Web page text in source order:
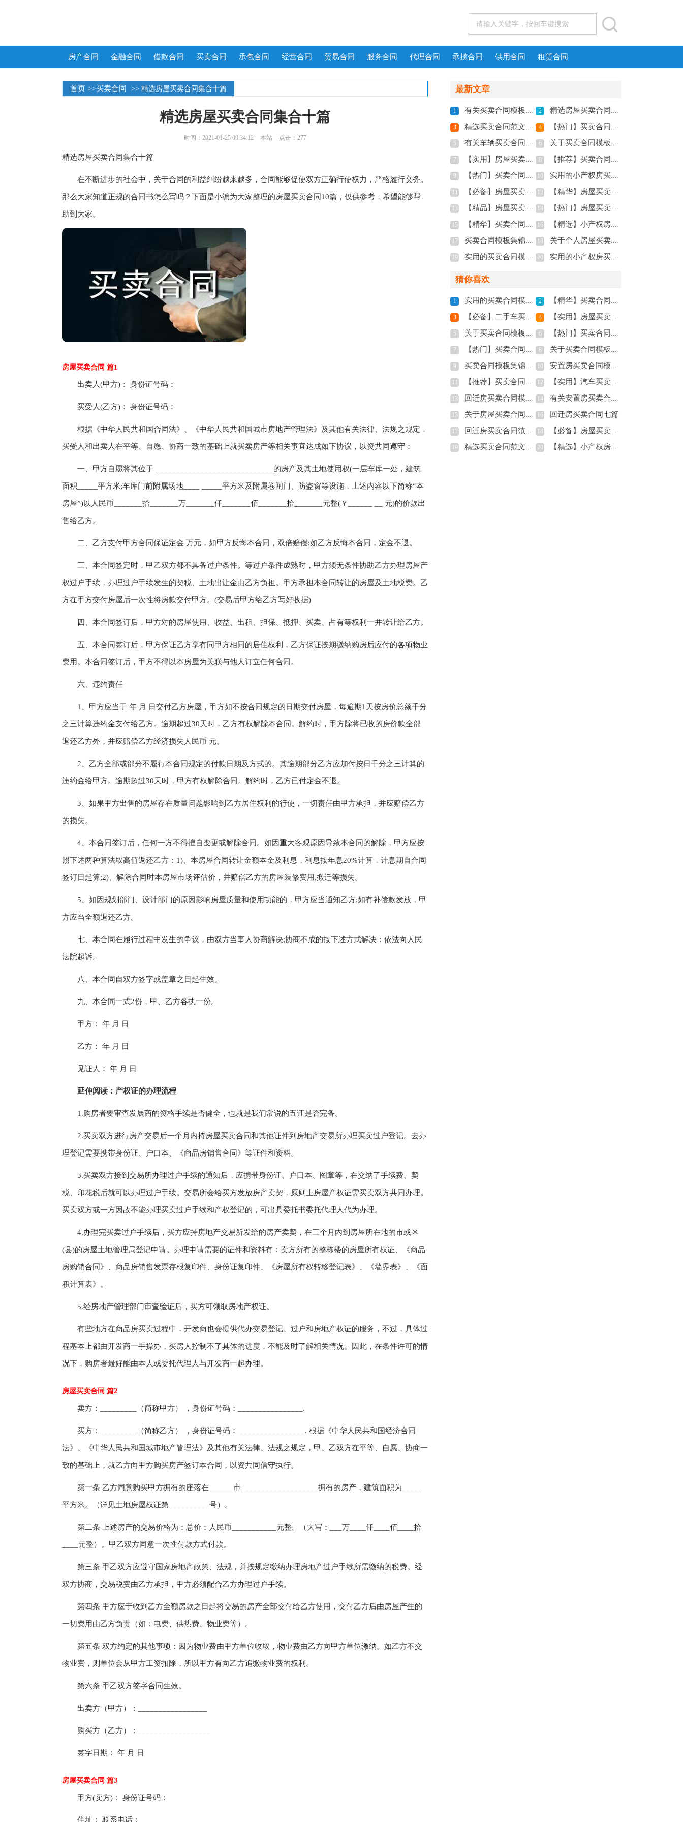
房产合同 金融合同 借款合同 买卖合同 承包合同 经营合同 贸易合同 服务合同 代理合同 承揽合同 供用合同 租赁合同
首页 >>买卖合同 >> 精选房屋买卖合同集合十篇
精选房屋买卖合同集合十篇
时间：2021-01-25 09:34:12 本站 点击：277
精选房屋买卖合同集合十篇
在不断进步的社会中，关于合同的利益纠纷越来越多，合同能够促使双方正确行使权力，严格履行义务。
那么大家知道正规的合同书怎么写吗？下面是小编为大家整理的房屋买卖合同10篇，仅供参考，希望能够帮
助到大家。
房屋买卖合同 篇1
出卖人(甲方)： 身份证号码：
买受人(乙方)： 身份证号码：
根据《中华人民共和国合同法》、《中华人民共和国城市房地产管理法》及其他有关法律、法规之规定，
买受人和出卖人在平等、自愿、协商一致的基础上就买卖房产等相关事宜达成如下协议，以资共同遵守：
一、甲方自愿将其位于 _____________________________的房产及其土地使用权(一层车库一处，建筑
面积_____平方米;车库门前附属场地____ _____平方米及附属卷闸门、防盗窗等设施，上述内容以下简称“本
房屋”)以人民币_______拾_______万_______仟_______佰_______拾_______元整(￥______ __ 元)的价款出
售给乙方。
二、乙方支付甲方合同保证定金 万元，如甲方反悔本合同，双倍赔偿;如乙方反悔本合同，定金不退。
三、本合同签定时，甲乙双方都不具备过户条件。等过户条件成熟时，甲方须无条件协助乙方办理房屋产
权过户手续，办理过户手续发生的契税、土地出让金由乙方负担。甲方承担本合同转让的房屋及土地税费。乙
方在甲方交付房屋后一次性将房款交付甲方。(交易后甲方给乙方写好收据)
四、本合同签订后，甲方对的房屋使用、收益、出租、担保、抵押、买卖、占有等权利一并转让给乙方。
五、本合同签订后，甲方保证乙方享有同甲方相同的居住权利，乙方保证按期缴纳购房后应付的各项物业
费用。本合同签订后，甲方不得以本房屋为关联与他人订立任何合同。
六、违约责任
1、甲方应当于 年 月 日交付乙方房屋，甲方如不按合同规定的日期交付房屋，每逾期1天按房价总额千分
之三计算违约金支付给乙方。逾期超过30天时，乙方有权解除本合同。解约时，甲方除将已收的房价款全部
退还乙方外，并应赔偿乙方经济损失人民币 元。
2、乙方全部或部分不履行本合同规定的付款日期及方式的。其逾期部分乙方应加付按日千分之三计算的
违约金给甲方。逾期超过30天时，甲方有权解除合同。解约时，乙方已付定金不退。
3、如果甲方出售的房屋存在质量问题影响到乙方居住权利的行使，一切责任由甲方承担，并应赔偿乙方
的损失。
4、本合同签订后，任何一方不得擅自变更或解除合同。如因重大客观原因导致本合同的解除，甲方应按
照下述两种算法取高值返还乙方：1)、本房屋合同转让金额本金及利息，利息按年息20%计算，计息期自合同
签订日起算;2)、解除合同时本房屋市场评估价，并赔偿乙方的房屋装修费用,搬迁等损失。
5、如因规划部门、设计部门的原因影响房屋质量和使用功能的，甲方应当通知乙方;如有补偿款发放，甲
方应当全额退还乙方。
七、本合同在履行过程中发生的争议，由双方当事人协商解决;协商不成的按下述方式解决：依法向人民
法院起诉。
八、本合同自双方签字或盖章之日起生效。
九、本合同一式2份，甲、乙方各执一份。
甲方： 年 月 日
乙方： 年 月 日
见证人： 年 月 日
延伸阅读：产权证的办理流程
1.购房者要审查发展商的资格手续是否健全，也就是我们常说的五证是否完备。
2.买卖双方进行房产交易后一个月内持房屋买卖合同和其他证件到房地产交易所办理买卖过户登记。去办
理登记需要携带身份证、户口本、《商品房销售合同》等证件和资料。
3.买卖双方接到交易所办理过户手续的通知后，应携带身份证、户口本、图章等，在交纳了手续费、契
税、印花税后就可以办理过户手续。交易所会给买方发放房产卖契，原则上房屋产权证需买卖双方共同办理。
买卖双方或一方因故不能办理买卖过户手续和产权登记的，可出具委托书委托代理人代为办理。
4.办理完买卖过户手续后，买方应持房地产交易所发给的房产卖契，在三个月内到房屋所在地的市或区
(县)的房屋土地管理局登记申请。办理申请需要的证件和资料有：卖方所有的整栋楼的房屋所有权证、《商品
房购销合同》、商品房销售发票存根复印件、身份证复印件、《房屋所有权转移登记表》、《墙界表》、《面
积计算表》。
5.经房地产管理部门审查验证后，买方可领取房地产权证。
有些地方在商品房买卖过程中，开发商也会提供代办交易登记、过户和房地产权证的服务，不过，具体过
程基本上都由开发商一手操办，买房人控制不了具体的进度，不能及时了解相关情况。因此，在条件许可的情
况下，购房者最好能由本人或委托代理人与开发商一起办理。
房屋买卖合同 篇2
卖方：_________（简称甲方） ，身份证号码：________________.
买方：_________（简称乙方） ，身份证号码： ________________. 根据《中华人民共和国经济合同
法》、《中华人民共和国城市地产管理法》及其他有关法律、法规之规定，甲、乙双方在平等、自愿、协商一
致的基础上，就乙方向甲方购买房产签订本合同，以资共同信守执行。
第一条 乙方同意购买甲方拥有的座落在______市___________________拥有的房产，建筑面积为_____
平方米。（详见土地房屋权证第__________号）。
第二条 上述房产的交易价格为：总价：人民币___________元整。（大写：___万____仟____佰____拾
____元整）。甲乙双方同意一次性付款方式付款。
第三条 甲乙双方应遵守国家房地产政策、法规，并按规定缴纳办理房地产过户手续所需缴纳的税费。经
双方协商，交易税费由乙方承担，甲方必须配合乙方办理过户手续。
第四条 甲方应于收到乙方全额房款之日起将交易的房产全部交付给乙方使用，交付乙方后由房屋产生的
一切费用由乙方负责（如：电费、供热费、物业费等）。
第五条 双方约定的其他事项：因为物业费由甲方单位收取，物业费由乙方向甲方单位缴纳。如乙方不交
物业费，则单位会从甲方工资扣除，所以甲方有向乙方追缴物业费的权利。
第六条 甲乙双方签字合同生效。
出卖方（甲方）：_________________
购买方（乙方）：__________________
签字日期： 年 月 日
房屋买卖合同 篇3
甲方(卖方)： 身份证号码：
住址： 联系电话：
最新文章
1 有关买卖合同模板锦集九篇 2 精选房屋买卖合同集合十篇
3 精选买卖合同范文锦集九篇 4 【热门】买卖合同范文汇编八篇
5 有关车辆买卖合同模板10篇 6 关于买卖合同模板六篇
7 【实用】房屋买卖合同3篇 8 【推荐】买卖合同模板八篇
9 【热门】买卖合同模板锦集7篇 10 实用的小产权房买卖合同三篇
【必备】房屋买卖合同范文集合6篇 12 【精华】房屋买卖合同三篇
13 【精品】房屋买卖合同范文锦集8篇 14 【热门】房屋买卖合同模板4篇
15 【精华】买卖合同范文汇编4篇 16 【精选】小产权房买卖合同三篇
17 买卖合同模板集锦9篇 18 关于个人房屋买卖合同四篇
19 实用的买卖合同模板七篇 20 实用的小产权房买卖合同四篇
猜你喜欢
1 实用的买卖合同模板七篇 2 【精华】买卖合同范文汇编4篇
3 【必备】二手车买卖合同四篇 4 【实用】房屋买卖合同4篇
5 关于买卖合同模板汇总八篇 6 【热门】买卖合同模板锦集7篇
7 【热门】买卖合同范文汇编八篇 8 关于买卖合同模板六篇
9 买卖合同模板集锦9篇 10 安置房买卖合同模板锦集八篇
【推荐】买卖合同模板九篇 12 【实用】汽车买卖合同三篇
13 回迁房买卖合同模板6篇 14 有关安置房买卖合同三篇
15 关于房屋买卖合同4篇 16 回迁房买卖合同七篇
17 回迁房买卖合同范文集锦10篇 18 【必备】房屋买卖合同范文集合6篇
19 精选买卖合同范文锦集九篇 20 【精选】小产权房买卖合同三篇